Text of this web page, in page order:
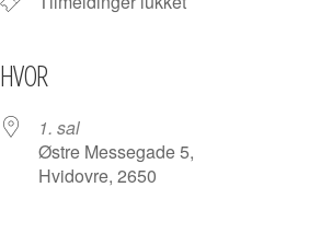
HVOR
1. sal
Østre Messegade 5,
Hvidovre, 2650